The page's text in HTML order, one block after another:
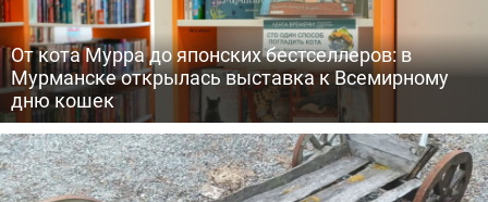
От кота Мурра до японских бестселлеров: в
Мурманске открылась выставка к Всемирному
дню кошек